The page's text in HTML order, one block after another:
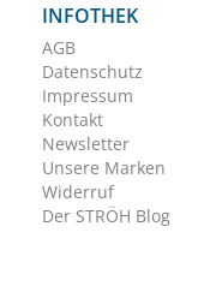
INFOTHEK
AGB
Datenschutz
Impressum
Kontakt
Newsletter
Unsere Marken
Widerruf
Der STRÖH Blog